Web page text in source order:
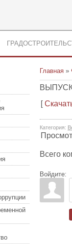
Главная »
ВЫПУСК
[
Категория:
Всего
Войдите: